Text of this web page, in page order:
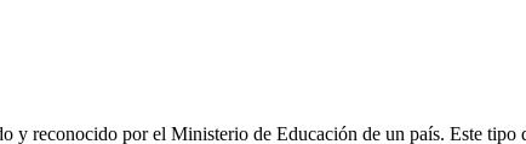
y reconocido por el Ministerio de Educación de un país. Este